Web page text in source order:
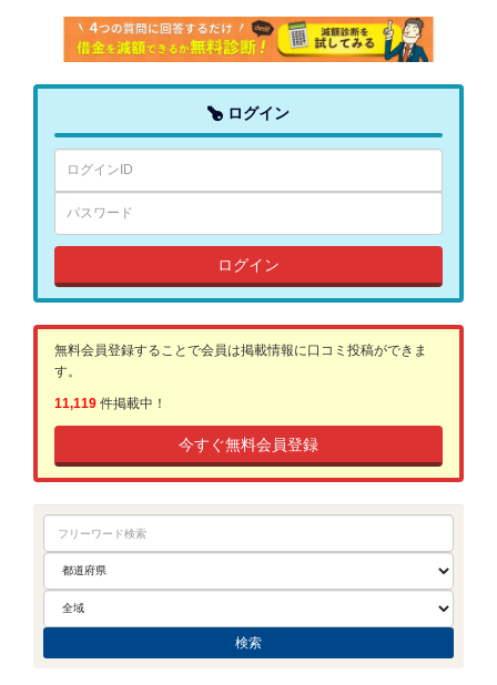
ログイン
ログイン
無料会員登録することで会員は掲載情報に口コミ投稿ができま
す。
11,119 件掲載中！
今すぐ無料会員登録